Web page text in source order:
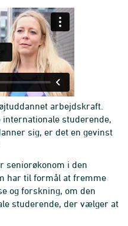
arbejdskraft.
internationale studerende,
sig, er det en gevinst
seniorøkonom i den
har til formål at fremme
og forskning, om den
studerende, der vælger at